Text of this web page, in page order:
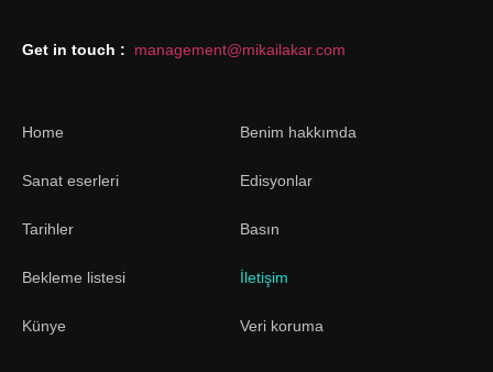
Get in touch : management@mikailakar.com
Home Benim hakkımda
Sanat eserleri Edisyonlar
Tarihler Basın
Bekleme listesi İletişim
Künye Veri koruma